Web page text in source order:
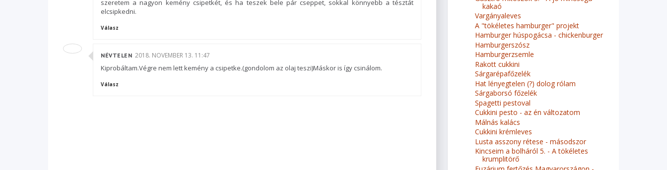
szeretem a nagyon kemény csipetkét, és ha teszek bele pár cseppet, sokkal könnyebb a tésztát
elcsipkedni.
Válasz
NÉVTELEN 2018. NOVEMBER 13. 11:47
Kiprobáltam.Végre nem lett kemény a csipetke.(gondolom az olaj teszi)Máskor is így csinálom.
Válasz
kakaó
Vargányaleves
A "tökéletes hamburger" projekt
Hamburger húspogácsa - chickenburger
Hamburgerszósz
Hamburgerzsemle
Rakott cukkini
Sárgarépafőzelék
Hat lényegtelen (?) dolog rólam
Sárgaborsó főzelék
Spagetti pestoval
Cukkini pesto - az én változatom
Málnás kalács
Cukkini krémleves
Lusta asszony rétese - másodszor
Kincseim a bolháról 5. - A tökéletes
krumplitörő